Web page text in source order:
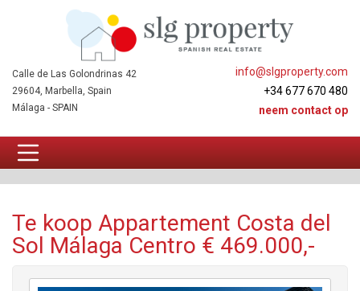
info@slgproperty.com
+34 677 670 480
neem contact op
Calle de Las Golondrinas 42
29604, Marbella, Spain
Málaga - SPAIN
Te koop Appartement Costa del
Sol Málaga Centro € 469.000,-